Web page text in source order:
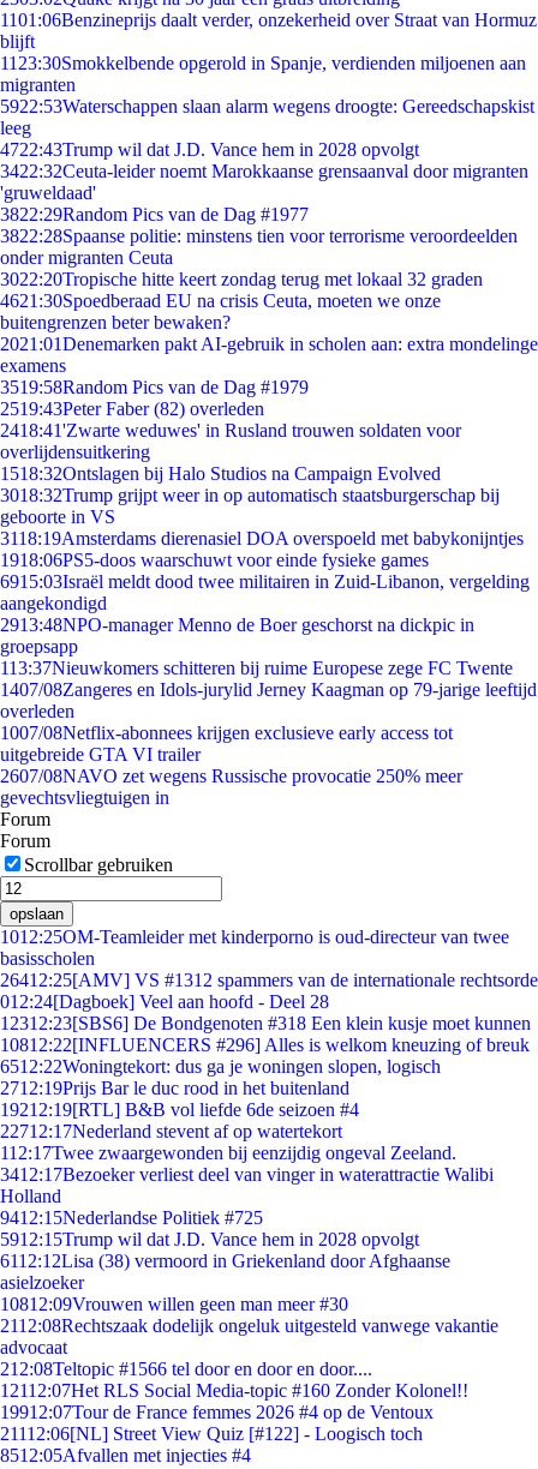
1101:06Benzineprijs daalt verder, onzekerheid over Straat van Hormuz
blijft
11 23:30Smokkelbende opgerold in Spanje, verdienden miljoenen aan
migranten
5922:53Waterschappen slaan alarm wegens droogte: Gereedschapskist
leeg
4722:43Trump wil dat J.D. Vance hem in 2028 opvolgt
3422:32Ceuta-leider noemt Marokkaanse grensaanval door migranten
'gruweldaad'
3822:29Random Pics van de Dag #1977
3822:28Spaanse politie: minstens tien voor terrorisme veroordeelden
onder migranten Ceuta
3022:20Tropische hitte keert zondag terug met lokaal 32 graden
4621:30Spoedberaad EU na crisis Ceuta, moeten we onze
buitengrenzen beter bewaken?
2021:01Denemarken pakt AI-gebruik in scholen aan: extra mondelinge
examens
3519:58Random Pics van de Dag #1979
2519:43Peter Faber (82) overleden
2418:41'Zwarte weduwes' in Rusland trouwen soldaten voor
overlijdensuitkering
1518:32Ontslagen bij Halo Studios na Campaign Evolved
3018:32Trump grijpt weer in op automatisch staatsburgerschap bij
geboorte in VS
3118:19Amsterdams dierenasiel DOA overspoeld met babykonijntjes
1918:06PS5-doos waarschuwt voor einde fysieke games
6915:03Israël meldt dood twee militairen in Zuid-Libanon, vergelding
aangekondigd
2913:48NPO-manager Menno de Boer geschorst na dickpic in
groepsapp
113:37Nieuwkomers schitteren bij ruime Europese zege FC Twente
1407/08Zangeres en Idols-jurylid Jerney Kaagman op 79-jarige leeftijd
overleden
1007/08Netflix-abonnees krijgen exclusieve early access tot
uitgebreide GTA VI trailer
2607/08NAVO zet wegens Russische provocatie 250% meer
gevechtsvliegtuigen in
Forum
Forum
Scrollbar gebruiken
opslaan
1012:25OM-Teamleider met kinderporno is oud-directeur van twee
basisscholen
26412:25[AMV] VS #1312 spammers van de internationale rechtsorde
012:24[Dagboek] Veel aan hoofd - Deel 28
12312:23[SBS6] De Bondgenoten #318 Een klein kusje moet kunnen
10812:22[INFLUENCERS #296] Alles is welkom kneuzing of breuk
6512:22Woningtekort: dus ga je woningen slopen, logisch
2712:19Prijs Bar le duc rood in het buitenland
19212:19[RTL] B&B vol liefde 6de seizoen #4
22712:17Nederland stevent af op watertekort
112:17Twee zwaargewonden bij eenzijdig ongeval Zeeland.
3412:17Bezoeker verliest deel van vinger in waterattractie Walibi
Holland
9412:15Nederlandse Politiek #725
5912:15Trump wil dat J.D. Vance hem in 2028 opvolgt
6112:12Lisa (38) vermoord in Griekenland door Afghaanse
asielzoeker
10812:09Vrouwen willen geen man meer #30
2112:08Rechtszaak dodelijk ongeluk uitgesteld vanwege vakantie
advocaat
212:08Teltopic #1566 tel door en door en door....
12112:07Het RLS Social Media-topic #160 Zonder Kolonel!!
19912:07Tour de France femmes 2026 #4 op de Ventoux
21112:06[NL] Street View Quiz [#122] - Loogisch toch
8512:05Afvallen met injecties #4